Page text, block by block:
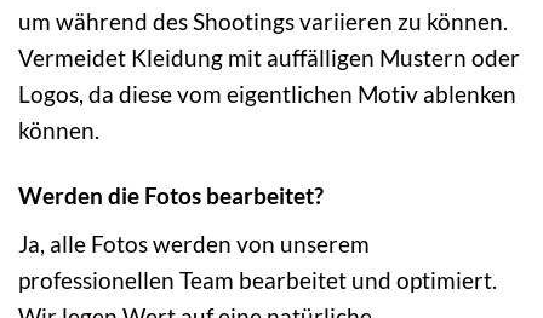
um während des Shootings variieren zu können.
Vermeidet Kleidung mit auffälligen Mustern oder
Logos, da diese vom eigentlichen Motiv ablenken
können.
Werden die Fotos bearbeitet?
Ja, alle Fotos werden von unserem
professionellen Team bearbeitet und optimiert.